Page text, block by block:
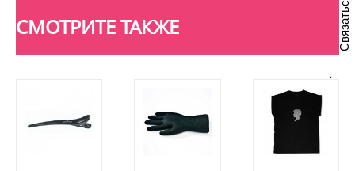
СМОТРИТЕ ТАКЖЕ